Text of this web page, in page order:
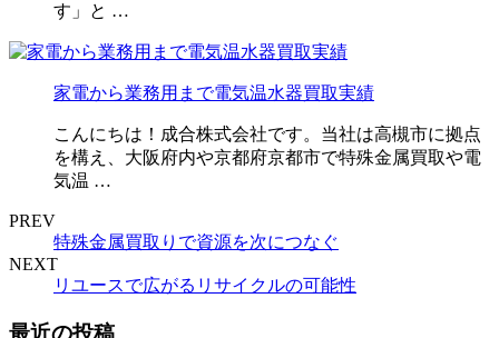
す」と …
家電から業務用まで電気温水器買取実績
こんにちは！成合株式会社です。当社は高槻市に拠点
を構え、大阪府内や京都府京都市で特殊金属買取や電
気温 …
PREV
特殊金属買取りで資源を次につなぐ
NEXT
リユースで広がるリサイクルの可能性
最近の投稿